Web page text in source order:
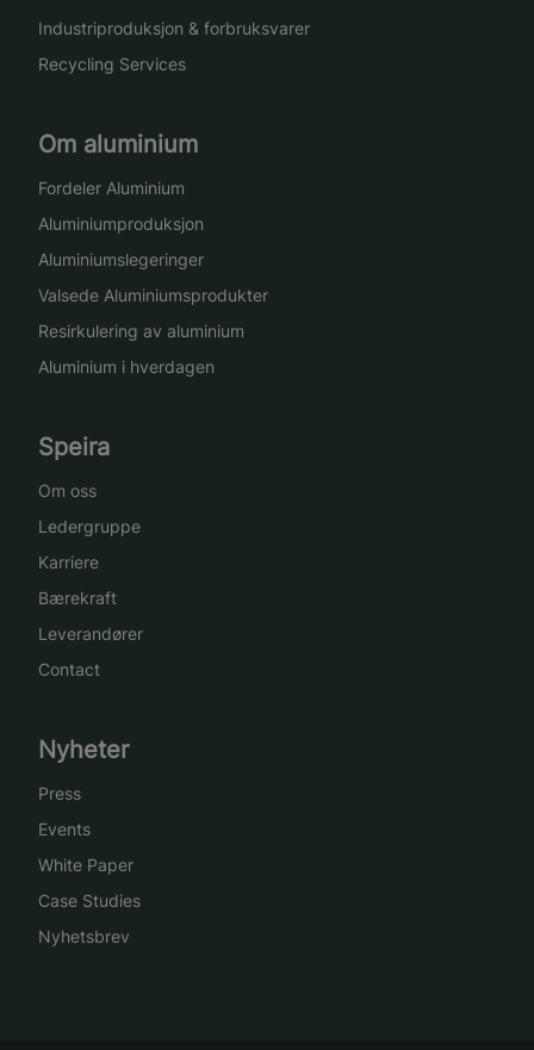
Industriproduksjon & forbruksvarer
Recycling Services
Om aluminium
Fordeler Aluminium
Aluminiumproduksjon
Aluminiumslegeringer
Valsede Aluminiumsprodukter
Resirkulering av aluminium
Aluminium i hverdagen
Speira
Om oss
Ledergruppe
Karriere
Bærekraft
Leverandører
Contact
Nyheter
Press
Events
White Paper
Case Studies
Nyhetsbrev